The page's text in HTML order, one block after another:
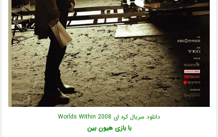
دانلود سریال کره ای Worlds Within 2008
با بازی هیون بین